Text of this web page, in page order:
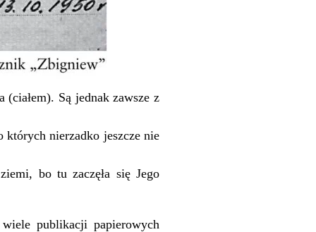
Są jednak zawsze z
których nierzadko jeszcze nie
bo tu zaczęła się Jego
publikacji papierowych